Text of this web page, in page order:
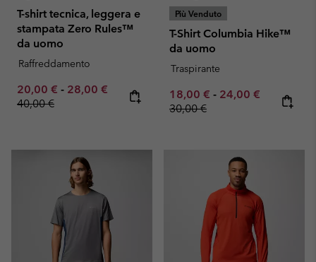
T-shirt tecnica, leggera e
stampata Zero Rules™
da uomo
Raffreddamento
Minimum sale price:
20,00 € - Maximum sale price:
28,00 € Regular price:
40,00 €
Più Venduto
T-Shirt Columbia Hike™
da uomo
Traspirante
Minimum sale price:
18,00 € - Maximum sale
24,00 € Regular
30,00 €